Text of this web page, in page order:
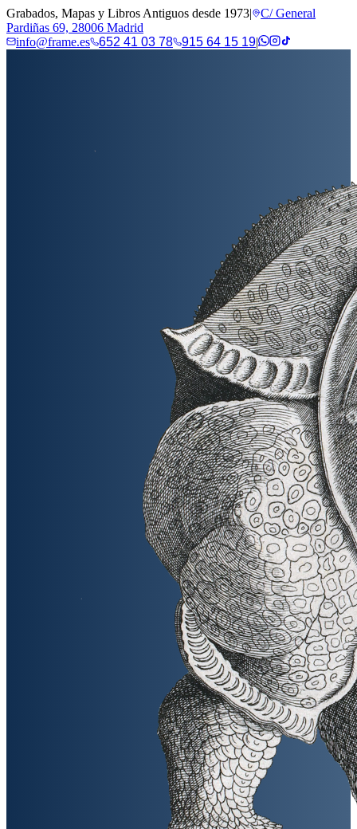
Grabados, Mapas y Libros Antiguos desde 1973|
C/ General
Pardiñas 69, 28006 Madrid
info@frame.es
652 41 03 78 915 64 15 19|